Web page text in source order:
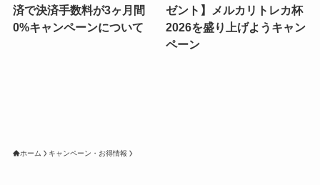
済で決済手数料が3ヶ月間
0%キャンペーンについて
ゼント】メルカリトレカ杯
2026を盛り上げようキャン
ペーン
ホーム キャンペーン・お得情報